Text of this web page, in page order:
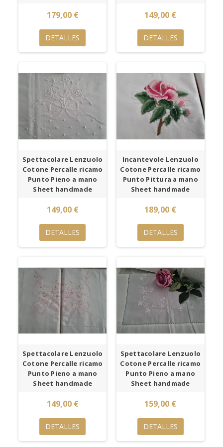
179,00 €
DETALLES
149,00 €
DETALLES
Spettacolare Lenzuolo
Cotone Percalle ricamo
Punto Pieno a mano
Sheet handmade
149,00 €
DETALLES
Incantevole Lenzuolo
Cotone Percalle ricamo
Punto Pittura a mano
Sheet handmade
189,00 €
DETALLES
Spettacolare Lenzuolo
Cotone Percalle ricamo
Punto Pieno a mano
Sheet handmade
149,00 €
DETALLES
Spettacolare Lenzuolo
Cotone Percalle ricamo
Punto Pieno a mano
Sheet handmade
159,00 €
DETALLES